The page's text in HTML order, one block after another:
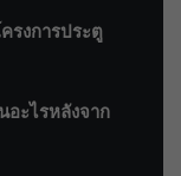
รงการประตู
อะไรหลังจาก